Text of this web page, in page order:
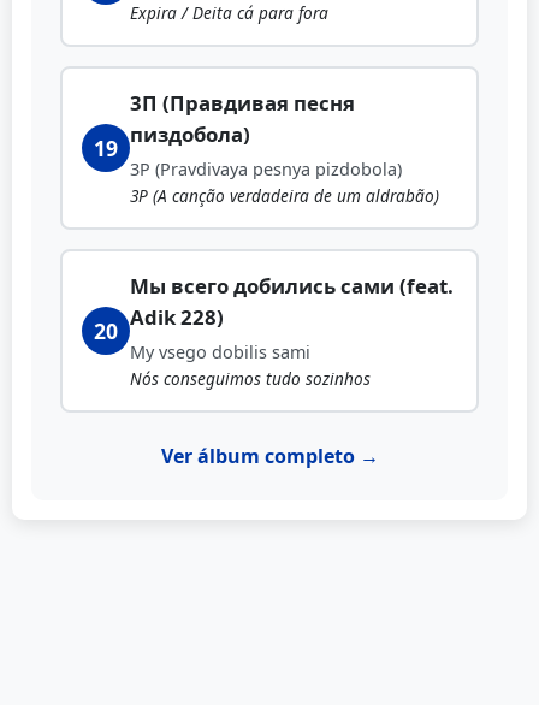
Expira / Deita cá para fora
19
3П (Правдивая песня
пиздобола)
3P (Pravdivaya pesnya pizdobola)
3P (A canção verdadeira de um aldrabão)
20
Мы всего добились сами (feat.
Adik 228)
My vsego dobilis sami
Nós conseguimos tudo sozinhos
Ver álbum completo →